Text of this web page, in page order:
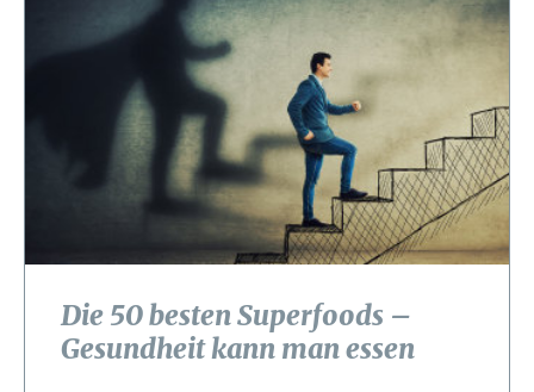
Die 50 besten Superfoods –
Gesundheit kann man essen